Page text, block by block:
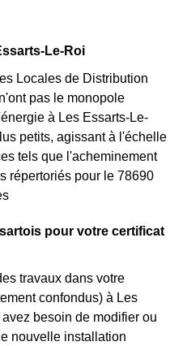
Le-Roi
Locales de Distribution
pas le monopole
à Les Essarts-Le-
petits, agissant à l'échelle
tels que l'acheminement
répertoriés pour le 78690
pour votre certificat
travaux dans votre
confondus) à Les
besoin de modifier ou
nouvelle installation